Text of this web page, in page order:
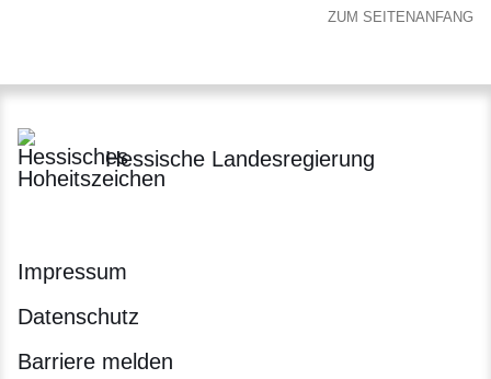
ZUM SEITENANFANG
Hessische Landesregierung
Impressum
Datenschutz
Barriere melden